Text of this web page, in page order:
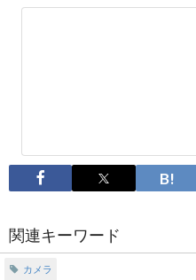
関連キーワード
カメラ